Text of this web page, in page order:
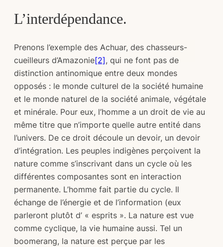
L’interdépendance.
Prenons l’exemple des Achuar, des chasseurs-
cueilleurs d’Amazonie[2], qui ne font pas de
distinction antinomique entre deux mondes
opposés : le monde culturel de la société humaine
et le monde naturel de la société animale, végétale
et minérale. Pour eux, l’homme a un droit de vie au
même titre que n’importe quelle autre entité dans
l’univers. De ce droit découle un devoir, un devoir
d’intégration. Les peuples indigènes perçoivent la
nature comme s’inscrivant dans un cycle où les
différentes composantes sont en interaction
permanente. L’homme fait partie du cycle. Il
échange de l’énergie et de l’information (eux
parleront plutôt d’ « esprits ». La nature est vue
comme cyclique, la vie humaine aussi. Tel un
boomerang, la nature est perçue par les